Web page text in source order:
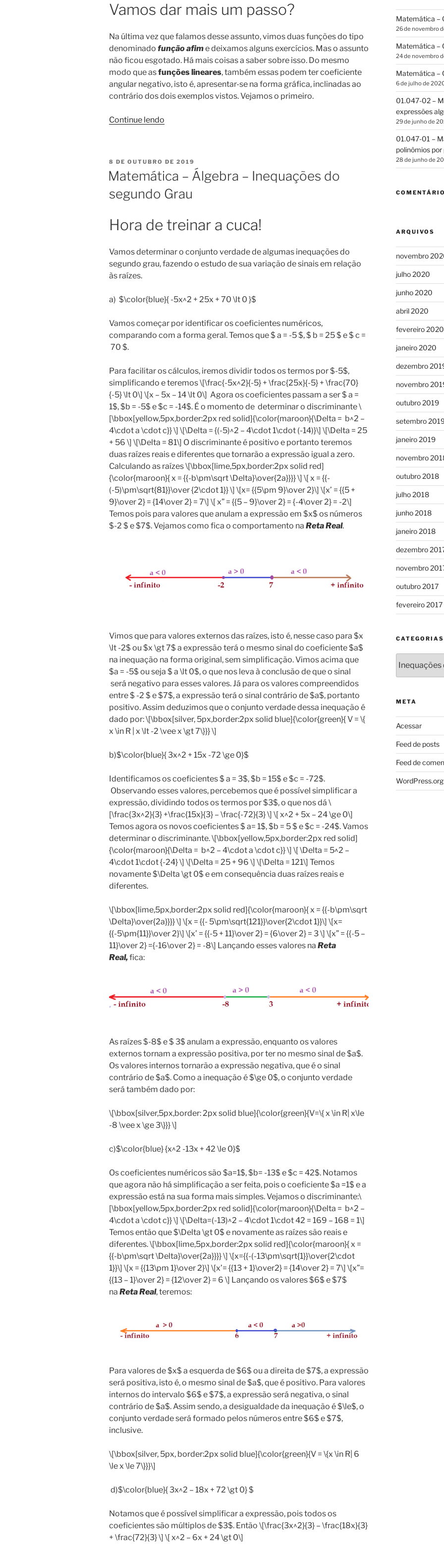
Vamos dar mais um passo?
Na última vez que falamos desse assunto, vimos duas funções do tipo
denominado função afime deixamos alguns exercícios. Mas o assunto
não ficou esgotado. Há mais coisas a saber sobre isso. Do mesmo
modo que asfunções lineares, também essas podem ter coeficiente
angular negativo, isto é, apresentar-se na forma gráfica, inclinadas ao
contrário dos dois exemplos vistos. Vejamos o primeiro.
Continue lendo
(continuação)”
PUBLICADO
EM
8 DE OUTUBRO DE 2019
Matemática – Álgebra – Inequações do
segundo Grau
Hora de treinar a cuca!
Vamos determinar o conjunto verdade de algumas inequações do
segundo grau, fazendo o estudo de sua variação de sinais em relação
às raízes.
a) $\color{blue}{ -5x^2 + 25x + 70 \lt 0 }$
Vamos começar por identificar os coeficientes numéricos,
comparando com a forma geral. Temos que $ a = -5 $, $ b = 25 $ e $ c =
70 $.
Para facilitar os cálculos, iremos dividir todos os termos por $-5$,
simplificando e teremos \[\frac{-5x^2}{-5} + \frac{25x}{-5} + \frac{70}
{-5} \lt 0\] \[x – 5x – 14 \lt 0\] Agora os coeficientes passam a ser $ a =
1$, $b = -5$ e $c = -14$. É o momento de determinar o discriminante \
[\bbox[yellow,5px,border:2px red solid]{\color{maroon}{\Delta = b^2 –
4\cdot a \cdot c}} \] \[\Delta = {(-5)^2 – 4\cdot 1\cdot (-14)}\] \[\Delta = 25
+ 56 \] \[\Delta = 81\] O discriminante é positivo e portanto teremos
duas raízes reais e diferentes que tornarão a expressão igual a zero.
Calculando as raízes \[\bbox[lime,5px,border:2px solid red]
{\color{maroon}{ x = {{-b\pm\sqrt \Delta}\over{2a}}}} \] \[ x = {{-
(-5)\pm\sqrt{81}}\over {2\cdot 1}} \] \[x= {{5\pm 9}\over 2}\] \[x’ = {{5 +
9}\over 2} = {14\over 2} = 7\] \[ x” = {{5 – 9}\over 2} = {-4\over 2} = -2\]
Temos pois para valores que anulam a expressão em $x$ os números
$-2 $ e $7$. Vejamos como fica o comportamento na Reta Real.
Vimos que para valores externos das raízes, isto é, nesse caso para $x
\lt -2$ ou $x \gt 7$ a expressão terá o mesmo sinal do coeficiente $a$
na inequação na forma original, sem simplificação. Vimos acima que
$a = -5$ ou seja $ a \lt 0$, o que nos leva à conclusão de que o sinal
será negativo para esses valores. Já para os valores compreendidos
entre $ -2 $ e $7$, a expressão terá o sinal contrário de $a$, portanto
positivo. Assim deduzimos que o conjunto verdade dessa inequação é
dado por: \[\bbox[silver, 5px,border:2px solid blue]{\color{green}{ V = \{
x \in R | x \lt -2 \vee x \gt 7\}}} \]
b)$\color{blue}{ 3x^2 + 15x -72 \ge 0}$
Identificamos os coeficientes $ a = 3$, $b = 15$ e $c = -72$.
Observando esses valores, percebemos que é possível simplificar a
expressão, dividindo todos os termos por $3$, o que nos dá \
[\frac{3x^2}{3} +\frac{15x}{3} – \frac{-72}{3} \] \[ x^2 + 5x – 24 \ge 0\]
Temos agora os novos coeficientes $ a= 1$, $b = 5 $ e $c = -24$. Vamos
determinar o discriminante. \[\bbox[yellow,5px,border:2px red solid]
{\color{maroon}{\Delta = b^2 – 4\cdot a \cdot c}} \] \[ \Delta = 5^2 –
4\cdot 1\cdot {-24} \] \[\Delta = 25 + 96 \] \[\Delta = 121\] Temos
novamente $\Delta \gt 0$ e em consequência duas raízes reais e
diferentes.
\[\bbox[lime,5px,border:2px solid red]{\color{maroon}{ x = {{-b\pm\sqrt
\Delta}\over{2a}}}} \] \[x = {{- 5\pm\sqrt{121}}\over{2\cdot 1}}\] \[x=
{{-5\pm{11}}\over 2}\] \[x’ = {{-5 + 11}\over 2} = {6\over 2} = 3 \] \[x” = {{-5 –
11}\over 2} ={-16\over 2} = -8\] Lançando esses valores na Reta
Real,fica:
As raízes $-8$ e $ 3$ anulam a expressão, enquanto os valores
externos tornam a expressão positiva, por ter no mesmo sinal de $a$.
Os valores internos tornarão a expressão negativa, que é o sinal
contrário de $a$. Como a inequação é $\ge 0$, o conjunto verdade
será também dado por:
\[\bbox[silver,5px,border: 2px solid blue]{\color{green}{V=\{ x \in R| x\le
-8 \vee x \ge 3\}}} \]
c)$\color{blue} {x^2 -13x + 42 \le 0}$
Os coeficientes numéricos são $a=1$, $b= -13$ e $c = 42$. Notamos
que agora não há simplificação a ser feita, pois o coeficiente $a =1$ e a
expressão está na sua forma mais simples. Vejamos o discriminante:\
[\bbox[yellow,5px,border:2px red solid]{\color{maroon}{\Delta = b^2 –
4\cdot a \cdot c}} \] \[\Delta=(-13)^2 – 4\cdot 1\cdot 42 = 169 – 168 = 1\]
Temos então que $\Delta \gt 0$ e novamente as raízes são reais e
diferentes. \[\bbox[lime,5px,border:2px solid red]{\color{maroon}{ x =
{{-b\pm\sqrt \Delta}\over{2a}}}} \] \[x={{-(-13\pm\sqrt{1}}\over{2\cdot
1}}\] \[x = {{13\pm 1}\over 2}\] \[x’= {{13 + 1}\over2} = {14\over 2} = 7\] \[x”=
{{13 – 1}\over 2} = {12\over 2} = 6 \] Lançando os valores $6$ e $7$
na Reta Real, teremos:
Para valores de $x$ a esquerda de $6$ ou a direita de $7$, a expressão
será positiva, isto é, o mesmo sinal de $a$, que é positivo. Para valores
internos do intervalo $6$ e $7$, a expressão será negativa, o sinal
contrário de $a$. Assim sendo, a desigualdade da inequação é $\le$, o
conjunto verdade será formado pelos números entre $6$ e $7$,
inclusive.
\[\bbox[silver, 5px, border:2px solid blue]{\color{green}{V = \{x \in R| 6
\le x \le 7\}}}\]
d)$\color{blue}{ 3x^2 – 18x + 72 \gt 0} $
Notamos que é possível simplificar a expressão, pois todos os
coeficientes são múltiplos de $3$. Então \[\frac{3x^2}{3} – \frac{18x}{3}
+ \frac{72}{3} \] \[ x^2 – 6x + 24 \gt 0\]
Matemática –
26 de novembro
Matemática –
24 de novembro
Matemática –
6 de julho de
01.047-02 –
expressões
29 de junho de
01.047-01 –
polinômios por
28 de junho de
ARQUIVOS
novembro
julho 2020
junho 2020
abril 2020
fevereiro 2020
janeiro 2020
dezembro
novembro
outubro 2019
setembro
janeiro 2019
novembro
outubro 2018
julho 2018
junho 2018
janeiro 2018
dezembro
novembro
outubro 2017
fevereiro 2017
CATEGORIAS
META
Acessar
Feed de posts
Feed de
WordPress.org